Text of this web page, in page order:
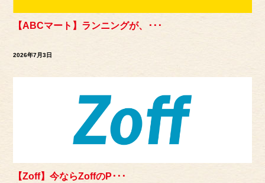
【ABCマート】ランニングが、･･･
2026年7月3日
【Zoff】今ならZoffのP･･･